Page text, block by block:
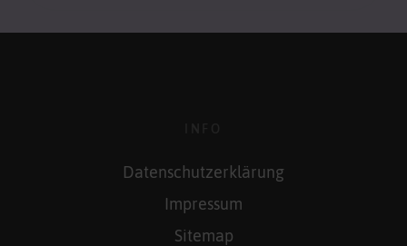
Datenschutzerklärung
Impressum
Sitemap